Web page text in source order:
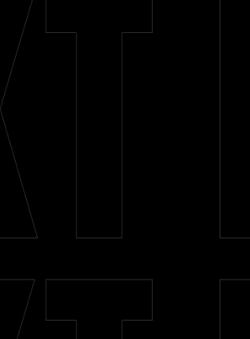
Sobre BGS Unidades